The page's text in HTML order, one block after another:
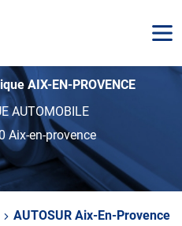
AIX-EN-PROVENCE
AUTOMOBILE
Aix-en-provence
AUTOSUR Aix-En-Provence